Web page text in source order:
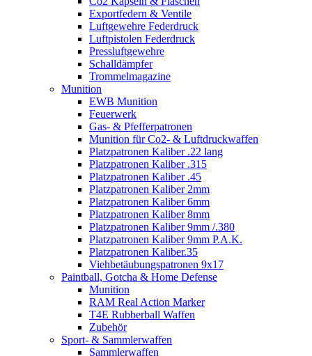
Exportfedern & Ventile
Luftgewehre Federdruck
Luftpistolen Federdruck
Pressluftgewehre
Schalldämpfer
Trommelmagazine
Munition
EWB Munition
Feuerwerk
Gas- & Pfefferpatronen
Munition für Co2- & Luftdruckwaffen
Platzpatronen Kaliber .22 lang
Platzpatronen Kaliber .315
Platzpatronen Kaliber .45
Platzpatronen Kaliber 2mm
Platzpatronen Kaliber 6mm
Platzpatronen Kaliber 8mm
Platzpatronen Kaliber 9mm /.380
Platzpatronen Kaliber 9mm P.A.K.
Platzpatronen Kaliber.35
Viehbetäubungspatronen 9x17
Paintball, Gotcha & Home Defense
Munition
RAM Real Action Marker
T4E Rubberball Waffen
Zubehör
Sport- & Sammlerwaffen
Sammlerwaffen